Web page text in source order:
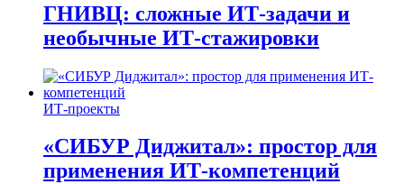
ГНИВЦ: сложные ИТ‑задачи и
необычные ИТ‑стажировки
ИТ-проекты
«СИБУР Диджитал»: простор для
применения ИТ-компетенций